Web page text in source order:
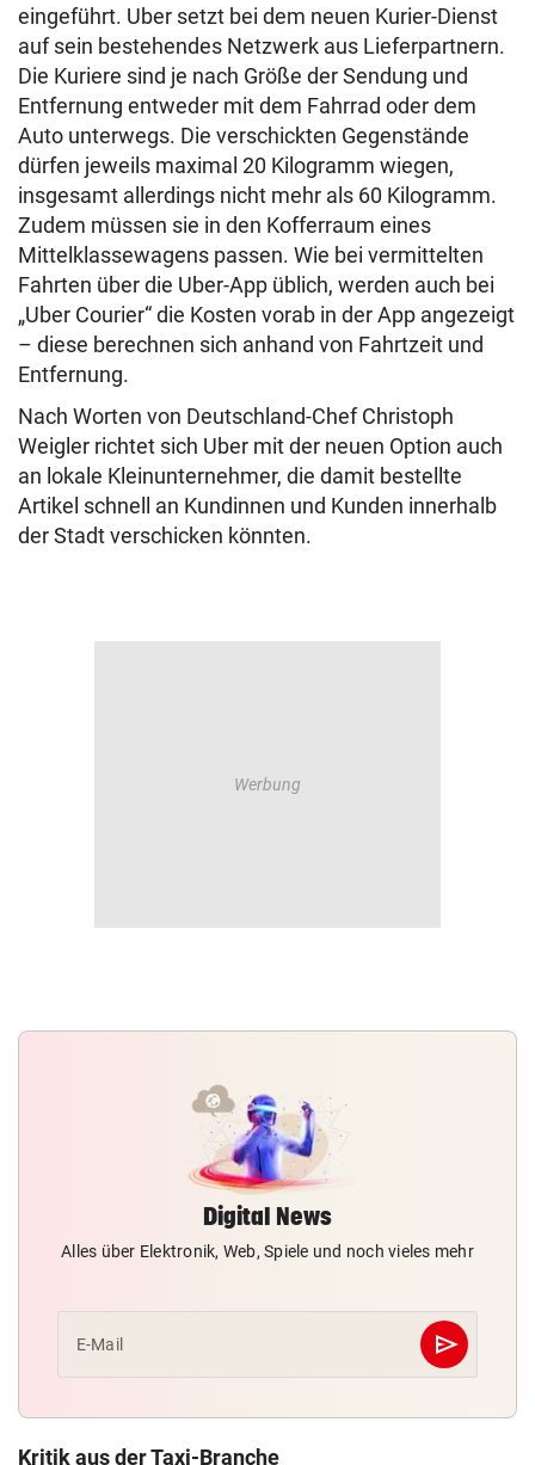
eingeführt. Uber setzt bei dem neuen Kurier-Dienst
auf sein bestehendes Netzwerk aus Lieferpartnern.
Die Kuriere sind je nach Größe der Sendung und
Entfernung entweder mit dem Fahrrad oder dem
Auto unterwegs. Die verschickten Gegenstände
dürfen jeweils maximal 20 Kilogramm wiegen,
insgesamt allerdings nicht mehr als 60 Kilogramm.
Zudem müssen sie in den Kofferraum eines
Mittelklassewagens passen. Wie bei vermittelten
Fahrten über die Uber-App üblich, werden auch bei
„Uber Courier“ die Kosten vorab in der App angezeigt
– diese berechnen sich anhand von Fahrtzeit und
Entfernung.
Nach Worten von Deutschland-Chef Christoph
Weigler richtet sich Uber mit der neuen Option auch
an lokale‬ Kleinunternehmer, die damit bestellte
Artikel schnell an Kundinnen und Kunden innerhalb
der Stadt verschicken könnten.
Digital News
Alles über Elektronik, Web, Spiele und noch vieles mehr
E-Mail send
Abschicken
Kritik aus der Taxi-Branche